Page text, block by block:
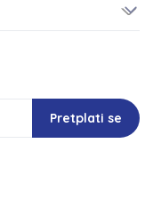
Pretplati se